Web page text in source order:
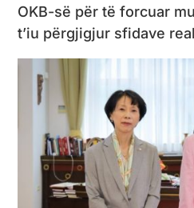
OKB-së për të forcuar
t’iu përgjigjur sfidave